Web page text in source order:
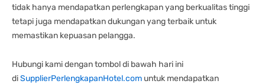
tidak hanya mendapatkan perlengkapan yang berkualitas tinggi
tetapi juga mendapatkan dukungan yang terbaik untuk
memastikan kepuasan pelangga.
Hubungi kami dengan tombol di bawah hari ini
diSupplierPerlengkapanHotel.com untuk mendapatkan